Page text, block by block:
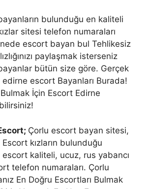
bulunduğu en kaliteli
sitesi telefon numaraları
escort bayan bul Tehlikesiz
paylaşmak isterseniz
bütün size göre. Gerçek
escort Bayanları Burada!
İçin Escort Edirne
Çorlu escort bayan sitesi,
kızların bulunduğu
kaliteli, ucuz, rus yabancı
telefon numaraları. Çorlu
En Doğru Escortları Bulmak